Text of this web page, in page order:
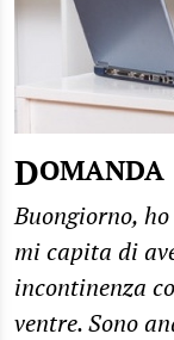
DOMANDA
Buongiorno,
mi capita di
incontinenza
ventre. Sono